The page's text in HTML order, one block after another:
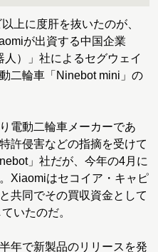
上に度肝を抜いたのが、
が出資する中国企業
人）」社によるセグウェイ
二輪車「Ninebot mini」の
電動二輪車メーカーであ
許侵害などの指摘を受けて
」社だが、今年の4月に
Xiaomiはセコイア・キャピ
共同でその買収資金として
いたのだ。
年で新製品のリリースを発